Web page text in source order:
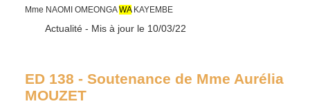
Mme NAOMI OMEONGAWAKAYEMBE
Type :
Actualité - Mis à jour le 10/03/22
ED 138 - Soutenance de Mme Aurélia
MOUZET